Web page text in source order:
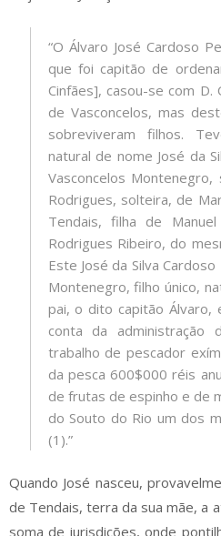
“O Álvaro José Cardoso
que foi capitão de
Cinfães], casou-se com D.
de Vasconcelos, mas
sobreviveram filhos.
natural de nome José da
Vasconcelos
Rodrigues, solteira, de
Tendais, filha de
Rodrigues Ribeiro, do
Este José da Silva
Montenegro, filho único,
pai, o dito capitão Álvaro,
conta da
trabalho de pescador
da pesca 600$000 réis
de frutas de espinho e de
do Souto do Rio um dos
(1).”
Quando José nasceu,
de Tendais, terra da sua mãe, a
soma de jurisdições, onde